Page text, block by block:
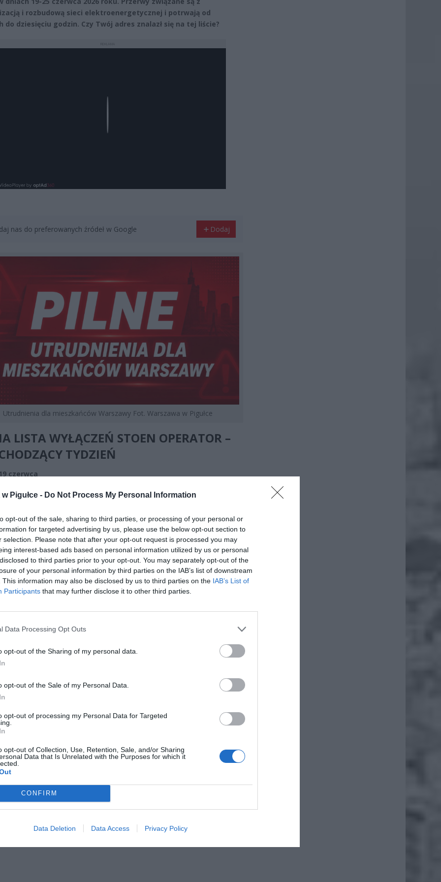
Pigułce - Do Not Process My Personal Information
opt-out of the sale, sharing to third parties, or processing of your personal or
for targeted advertising by us, please use the below opt-out section to
selection. Please note that after your opt-out request is processed you may
interest-based ads based on personal information utilized by us or personal
to third parties prior to your opt-out. You may separately opt-out of the
of your personal information by third parties on the IAB’s list of downstream
This information may also be disclosed by us to third parties on the IAB’s List of
Participants that may further disclose it to other third parties.
Data Processing Opt Outs
opt-out of the Sharing of my personal data.
opt-out of the Sale of my Personal Data.
opt-out of processing my Personal Data for Targeted
opt-out of Collection, Use, Retention, Sale, and/or Sharing
Data that Is Unrelated with the Purposes for which it
CONFIRM
Data Deletion Data Access Privacy Policy
i rozbudową sieci elektroenergetycznej i potrwają od
do dziesięciu godzin. Czy Twój adres znalazł się na tej liście?
nas do preferowanych źródeł w Google Dodaj
Utrudnienia dla mieszkańców Warszawy Fot. Warszawa w Pigułce
LISTA WYŁĄCZEŃ STOEN OPERATOR –
TYDZIEŃ
czerwca
ad
RÓWNIEŻ:
2026 16:06
dla milionów polskich rodzin. ZUS wypłacił już 173 mln zł.
wciąż można składać
7A–7B, 9–9L
– od 8:00 do 12:00 (cztery godziny). Przyczyna: redukcja
w linii nN.
13– od 7:00 do 16:00 (dziewięć godzin). Przyczyna: modernizacja